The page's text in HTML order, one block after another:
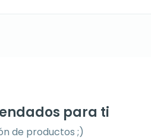
para ti
de productos ;)